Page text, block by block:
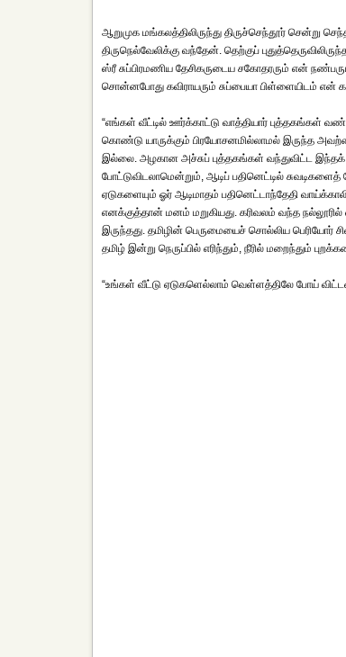
ஆறுமுக மங்கலத்திலிருந்து திருச்செந்தூர் சென்று
திருநெல்வேலிக்கு வந்தேன். தெற்குப்
ஸ்ரீ சுப்பிரமணிய தேசிகருடைய சகோதரரும் என்
சொன்னபோது கவிராயரும் சுப்பையா பிள்ளையிடம் என்
“எங்கள் வீட்டில் ஊர்க்காட்டு வாத்தியார் புத்தகங்கள்
கொண்டு யாருக்கும் பிரயோசனமில்லாமல் இருந்த
இல்லை. அழகான அச்சுப் புத்தகங்கள் வந்துவிட்ட
போட்டுவிடலாமென்றும், ஆடிப் பதினெட்டில்
ஏடுகளையும் ஓர் ஆடிமாதம் பதினெட்டாந்தேதி
எனக்குத்தான் மனம் மறுகியது. கரிவலம் வந்த
இருந்தது. தமிழின் பெருமையைச் சொல்லிய பெரியோர்
தமிழ் இன்று நெருப்பில் எரிந்தும், நீரில் மறைந்தும்
“உங்கள் வீட்டு ஏடுகளெல்லாம் வெள்ளத்திலே போய்